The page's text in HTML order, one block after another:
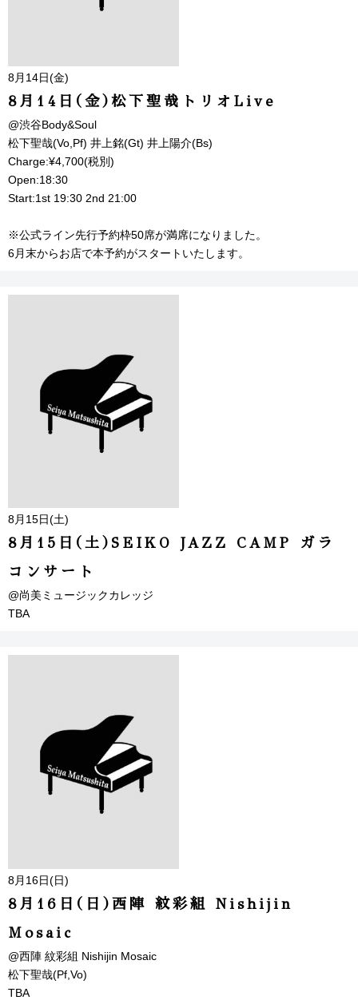
8月14日(金)
8月14日(金)松下聖哉トリオLive
@渋谷Body&Soul
松下聖哉(Vo,Pf) 井上銘(Gt) 井上陽介(Bs)
Charge:¥4,700(税別)
Open:18:30
Start:1st 19:30 2nd 21:00
※公式ライン先行予約枠50席が満席になりました。
6月末からお店で本予約がスタートいたします。
8月15日(土)
8月15日(土)SEIKO JAZZ CAMP ガラ
コンサート
@尚美ミュージックカレッジ
TBA
8月16日(日)
8月16日(日)西陣 紋彩組 Nishijin
Mosaic
@西陣 紋彩組 Nishijin Mosaic
松下聖哉(Pf,Vo)
TBA